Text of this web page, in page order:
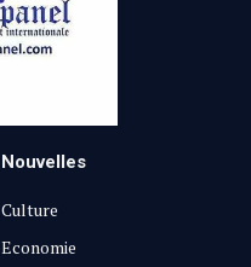
Nouvelles
Culture
Economie